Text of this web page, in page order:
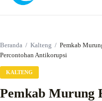
Beranda / Kalteng / Pemkab
Percontohan Antikorupsi
KALTENG
Pemkab Murung